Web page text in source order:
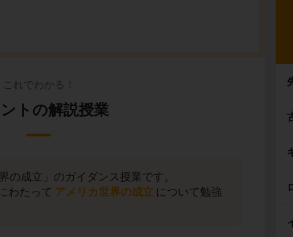
これでわかる！
トの解説授業
の成立」のガイダンス授業です。
わたって アメリカ世界の成立 について勉強